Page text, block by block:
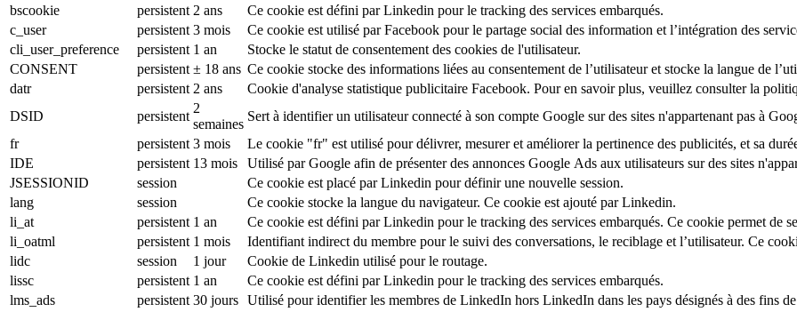
bscookie
persistent 2 ans
Ce cookie est défini par Linkedin pour le tracking des services embarqués.
c_user
persistent 3 mois
Ce cookie est utilisé par Facebook pour le partage social des information et l’intégration des
cli_user_preference
persistent 1 an
Stocke le statut de consentement des cookies de l'utilisateur.
CONSENT
persistent ± 18 ans Ce cookie stocke des informations liées au consentement de l’utilisateur et stocke la langue de
datr
persistent 2 ans
Cookie d'analyse statistique publicitaire Facebook. Pour en savoir plus, veuillez consulter la
DSID
persistent
2
semaines
Sert à identifier un utilisateur connecté à son compte Google sur des sites n'appartenant pas à
fr
persistent 3 mois
Le cookie "fr" est utilisé pour délivrer, mesurer et améliorer la pertinence des publicités, et sa
IDE
persistent 13 mois
Utilisé par Google afin de présenter des annonces Google Ads aux utilisateurs sur des sites
JSESSIONID
session
Ce cookie est placé par Linkedin pour définir une nouvelle session.
lang
session
Ce cookie stocke la langue du navigateur. Ce cookie est ajouté par Linkedin.
li_at
persistent 1 an
Ce cookie est défini par Linkedin pour le tracking des services embarqués. Ce cookie permet de
li_oatml
persistent 1 mois
Identifiant indirect du membre pour le suivi des conversations, le reciblage et l’utilisateur. Ce
lidc
session 1 jour
Cookie de Linkedin utilisé pour le routage.
lissc
persistent 1 an
Ce cookie est défini par Linkedin pour le tracking des services embarqués.
lms_ads
persistent 30 jours Utilisé pour identifier les membres de LinkedIn hors LinkedIn dans les pays désignés à des fins